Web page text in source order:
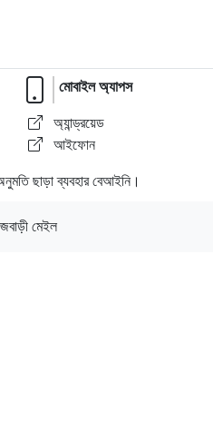
মোবাইল অ্যাপস
অ্যান্ড্রয়েড
আইফোন
ছাড়া ব্যবহার বেআইনি।
মেইল